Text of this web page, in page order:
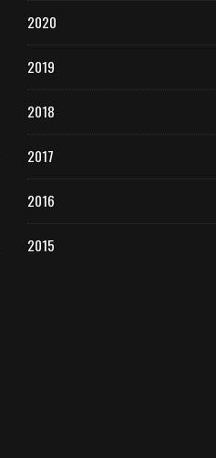
2020
2019
2018
2017
2016
2015